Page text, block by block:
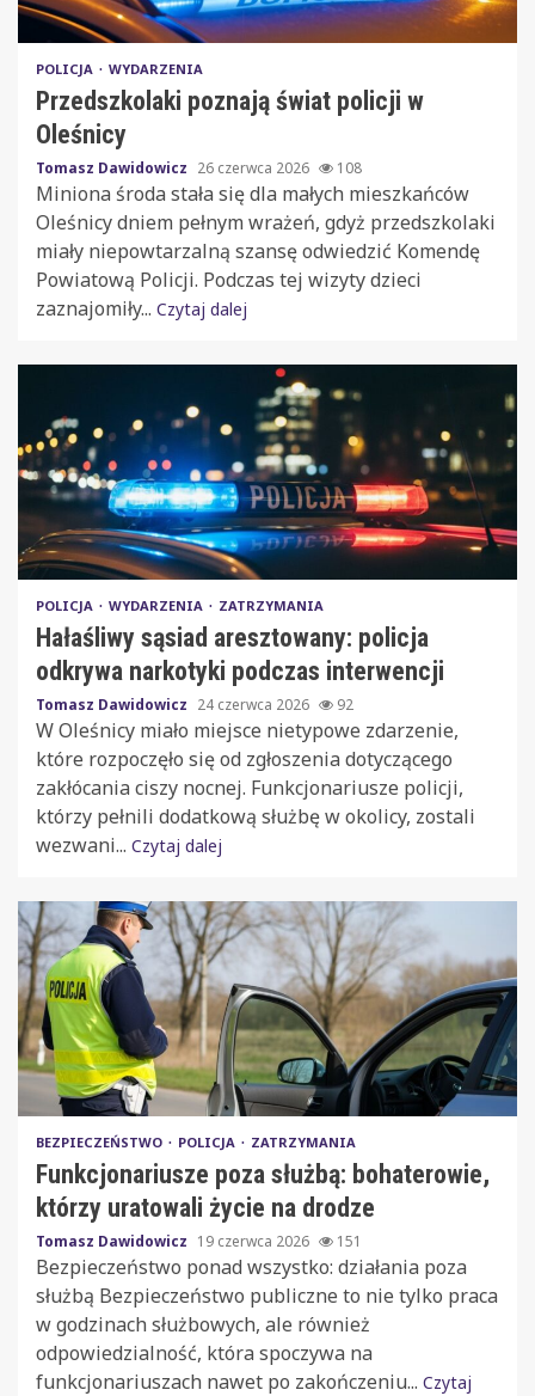
POLICJA WYDARZENIA
Przedszkolaki poznają świat policji w
Oleśnicy
Tomasz Dawidowicz 26 czerwca 2026 108
Miniona środa stała się dla małych mieszkańców
Oleśnicy dniem pełnym wrażeń, gdyż przedszkolaki
miały niepowtarzalną szansę odwiedzić Komendę
Powiatową Policji. Podczas tej wizyty dzieci
zaznajomiły... Czytaj dalej
POLICJA WYDARZENIA ZATRZYMANIA
Hałaśliwy sąsiad aresztowany: policja
odkrywa narkotyki podczas interwencji
Tomasz Dawidowicz 24 czerwca 2026 92
W Oleśnicy miało miejsce nietypowe zdarzenie,
które rozpoczęło się od zgłoszenia dotyczącego
zakłócania ciszy nocnej. Funkcjonariusze policji,
którzy pełnili dodatkową służbę w okolicy, zostali
wezwani... Czytaj dalej
BEZPIECZEŃSTWO POLICJA ZATRZYMANIA
Funkcjonariusze poza służbą: bohaterowie,
którzy uratowali życie na drodze
Tomasz Dawidowicz 19 czerwca 2026 151
Bezpieczeństwo ponad wszystko: działania poza
służbą Bezpieczeństwo publiczne to nie tylko praca
w godzinach służbowych, ale również
odpowiedzialność, która spoczywa na
funkcjonariuszach nawet po zakończeniu... Czytaj